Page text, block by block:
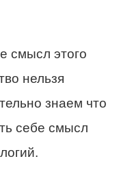
смысл этого
нельзя
знаем что
себе смысл